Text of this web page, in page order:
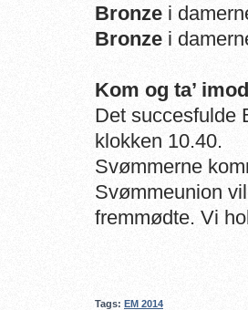
Bronze i
Bronze i
Kom og ta’
Det succesfulde
klokken 10.40.
Svømmerne
Svømmeunion
fremmødte. Vi
Tags: EM 2014